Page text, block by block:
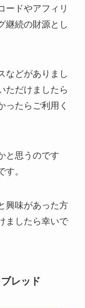
ードやアフィリ
継続の財源とし
などがありまし
ただけましたら
ったらご利用く
と思うのです
。
興味があった方
ましたら幸いで
レッド